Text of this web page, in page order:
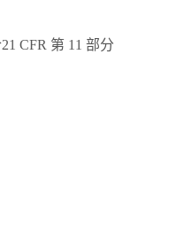
CFR 第 11 部分